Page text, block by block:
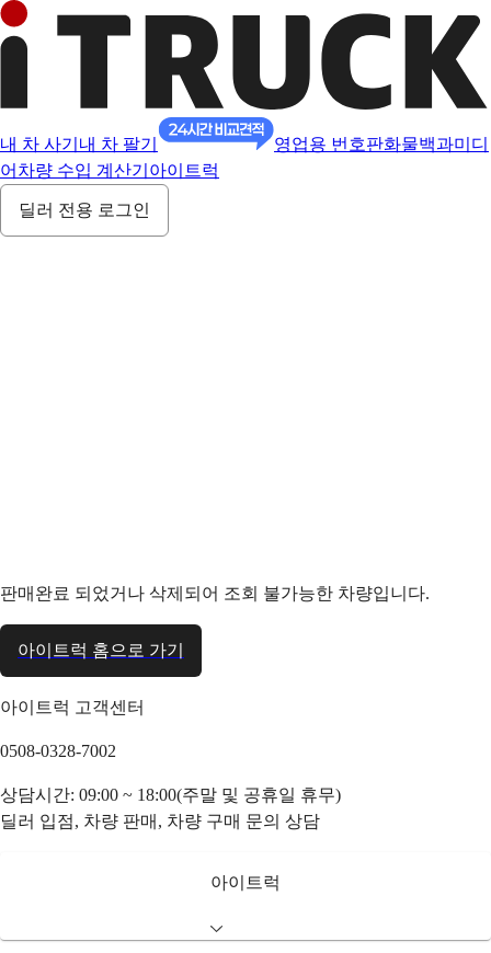
내 차 사기 내 차 팔기 영업용 번호판화물백과미디
어 차량 수입 계산기 아이트럭
딜러 전용 로그인
판매완료 되었거나 삭제되어 조회 불가능한 차량입니다.
아이트럭 홈으로 가기
아이트럭 고객센터
0508-0328-7002
상담시간: 09:00 ~ 18:00(주말 및 공휴일 휴무)
딜러 입점, 차량 판매, 차량 구매 문의 상담
아이트럭